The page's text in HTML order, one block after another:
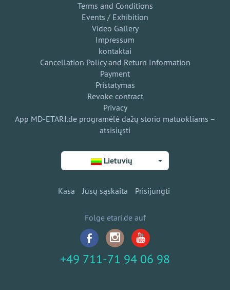
Terms and Conditions
Events / Exhibition
Video Gallery
Impressum
kontaktai
Cancellation Policy and Return Information
Payment
Pristatymas
Revoke contract
Privacy
App MD-ETARI.de programėlė dažų storio matuokliams –
atsisiųsti
Lietuvių
Kasa Jūsų sąskaita Prisijungti
Folge etari.de auf
+49 711-71 94 06 98